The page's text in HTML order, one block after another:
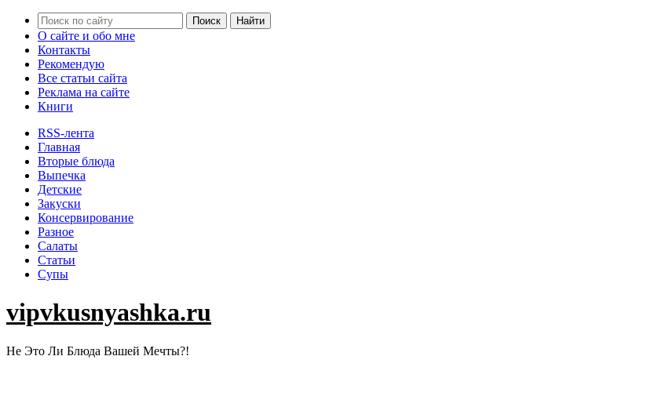
О сайте и обо мне
Контакты
Рекомендую
Все статьи сайта
Реклама на сайте
Книги
RSS-лента
Главная
Вторые блюда
Выпечка
Детские
Закуски
Консервирование
Разное
Салаты
Статьи
Супы
vipvkusnyashka.ru
Не Это Ли Блюда Вашей Мечты?!